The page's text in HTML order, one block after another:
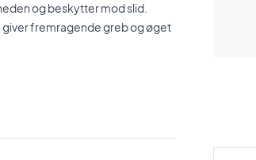
og beskytter mod slid.
fremragende greb og øget